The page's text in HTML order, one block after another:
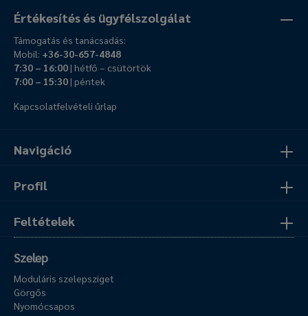
Navigáció
Profil
Feltételek
Értékesítés és ügyfélszolgálat
Támogatás és tanácsadás:
Mobil: +36-30-657-4848
7:30 – 16:00| hétfő – csütörtök
7:00 – 15:30| péntek
Kapcsolatfelvételi űrlap
Szelep
Moduláris szelepsziget
Görgős
Nyomócsapos